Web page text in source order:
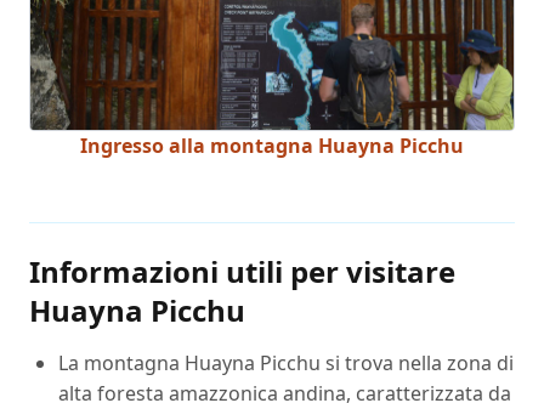
Ingresso alla montagna Huayna Picchu
Informazioni utili per visitare
Huayna Picchu
La montagna Huayna Picchu si trova nella zona di
alta foresta amazzonica andina, caratterizzata da